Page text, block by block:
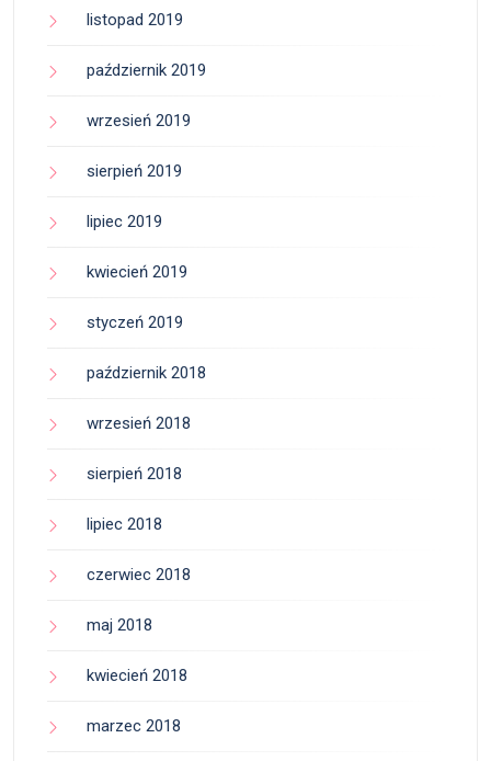
listopad 2019
październik 2019
wrzesień 2019
sierpień 2019
lipiec 2019
kwiecień 2019
styczeń 2019
październik 2018
wrzesień 2018
sierpień 2018
lipiec 2018
czerwiec 2018
maj 2018
kwiecień 2018
marzec 2018